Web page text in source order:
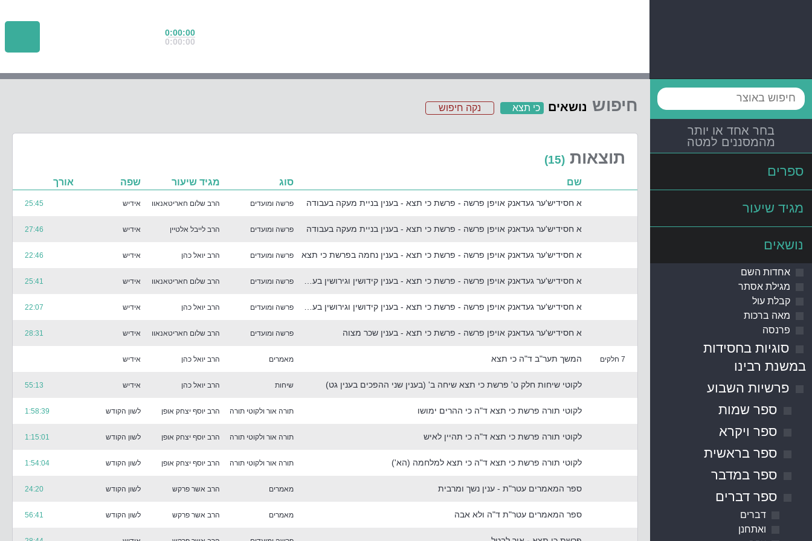
0:00:00
0:00:00
בחר אחד או יותר
מהמסננים למטה
ספרים
מגיד שיעור
נושאים
אחדות השם
מגילת אסתר
קבלת עול
מאה ברכות
פרנסה
סוגיות בחסידות
במשנת רבינו
פרשיות השבוע
ספר שמות
ספר ויקרא
ספר בראשית
ספר במדבר
ספר דברים
דברים
ואתחנן
חיפוש נושאים כי תצא נקה חיפוש
תוצאות (15)
שם סוג מגיד שיעור שפה אורך
א חסידיש'ער געדאנק אויפן פרשה - פרשת כי תצא - בענין בניית מעקה בעבודה פרשה ומועדים הרב שלום חאריטאנאוו אידיש 25:45
א חסידיש'ער געדאנק אויפן פרשה - פרשת כי תצא - בענין בניית מעקה בעבודה פרשה ומועדים הרב לייבל אלטיין אידיש 27:46
א חסידיש'ער געדאנק אויפן פרשה - פרשת כי תצא - בענין נחמה בפרשת כי תצא פרשה ומועדים הרב יואל כהן אידיש 22:46
פרשה ומועדים הרב שלום חאריטאנאוו אידיש 25:41
פרשה ומועדים הרב יואל כהן אידיש 22:07
א חסידיש'ער געדאנק אויפן פרשה - פרשת כי תצא - בענין שכר מצוה פרשה ומועדים הרב שלום חאריטאנאוו אידיש 28:31
7 חלקים המשך תער"ב ד"ה כי תצא מאמרים הרב יואל כהן אידיש
לקוטי שיחות חלק ט' פרשת כי תצא שיחה ב' (בענין שני ההפכים בענין גט) שיחות הרב יואל כהן אידיש 55:13
לקוטי תורה פרשת כי תצא ד"ה כי ההרים ימושו תורה אור ולקוטי תורה הרב יוסף יצחק אופן לשון הקודש 1:58:39
לקוטי תורה פרשת כי תצא ד"ה כי תהיין לאיש תורה אור ולקוטי תורה הרב יוסף יצחק אופן לשון הקודש 1:15:01
לקוטי תורה פרשת כי תצא ד"ה כי תצא למלחמה (הא') תורה אור ולקוטי תורה הרב יוסף יצחק אופן לשון הקודש 1:54:04
ספר המאמרים עטר"ת - ענין נשך ומרבית מאמרים הרב אשר פרקש לשון הקודש 24:20
ספר המאמרים עטר"ת ד"ה ולא אבה מאמרים הרב אשר פרקש לשון הקודש 56:41